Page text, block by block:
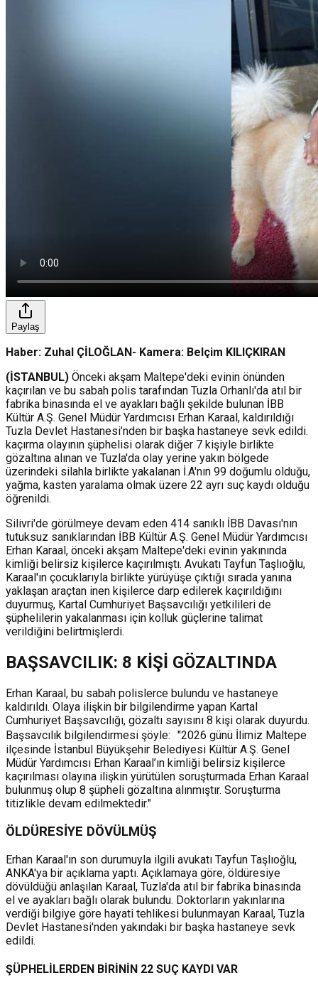
Paylaş
Haber: Zuhal ÇİLOĞLAN- Kamera: Belçim KILIÇKIRAN
(İSTANBUL) Önceki akşam Maltepe'deki evinin önünden
kaçırılan ve bu sabah polis tarafından Tuzla Orhanlı'da atıl bir
fabrika binasında el ve ayakları bağlı şekilde bulunan İBB
Kültür A.Ş. Genel Müdür Yardımcısı Erhan Karaal, kaldırıldığı
Tuzla Devlet Hastanesi’nden bir başka hastaneye sevk edildi.
kaçırma olayının şüphelisi olarak diğer 7 kişiyle birlikte
gözaltına alınan ve Tuzla'da olay yerine yakın bölgede
üzerindeki silahla birlikte yakalanan İ.A'nın 99 doğumlu olduğu,
yağma, kasten yaralama olmak üzere 22 ayrı suç kaydı olduğu
öğrenildi.
Silivri'de görülmeye devam eden 414 sanıklı İBB Davası'nın
tutuksuz sanıklarından İBB Kültür A.Ş. Genel Müdür Yardımcısı
Erhan Karaal, önceki akşam Maltepe'deki evinin yakınında
kimliği belirsiz kişilerce kaçırılmıştı. Avukatı Tayfun Taşlıoğlu,
Karaal'ın çocuklarıyla birlikte yürüyüşe çıktığı sırada yanına
yaklaşan araçtan inen kişilerce darp edilerek kaçırıldığını
duyurmuş, Kartal Cumhuriyet Başsavcılığı yetkilileri de
şüphelilerin yakalanması için kolluk güçlerine talimat
verildiğini belirtmişlerdi.
BAŞSAVCILIK: 8 KİŞİ GÖZALTINDA
Erhan Karaal, bu sabah polislerce bulundu ve hastaneye
kaldırıldı. Olaya ilişkin bir bilgilendirme yapan Kartal
Cumhuriyet Başsavcılığı, gözaltı sayısını 8 kişi olarak duyurdu.
Başsavcılık bilgilendirmesi şöyle: "2026 günü İlimiz Maltepe
ilçesinde İstanbul Büyükşehir Belediyesi Kültür A.Ş. Genel
Müdür Yardımcısı Erhan Karaal’ın kimliği belirsiz kişilerce
kaçırılması olayına ilişkin yürütülen soruşturmada Erhan Karaal
bulunmuş olup 8 şüpheli gözaltına alınmıştır. Soruşturma
titizlikle devam edilmektedir."
ÖLDÜRESİYE DÖVÜLMÜŞ
Erhan Karaal'ın son durumuyla ilgili avukatı Tayfun Taşlıoğlu,
ANKA'ya bir açıklama yaptı. Açıklamaya göre, öldüresiye
dövüldüğü anlaşılan Karaal, Tuzla'da atıl bir fabrika binasında
el ve ayakları bağlı olarak bulundu. Doktorların yakınlarına
verdiği bilgiye göre hayati tehlikesi bulunmayan Karaal, Tuzla
Devlet Hastanesi'nden yakındaki bir başka hastaneye sevk
edildi.
ŞÜPHELİLERDEN BİRİNİN 22 SUÇ KAYDI VAR